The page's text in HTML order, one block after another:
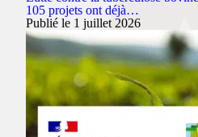
105 projets ont déjà…
Publié le 1 juillet 2026